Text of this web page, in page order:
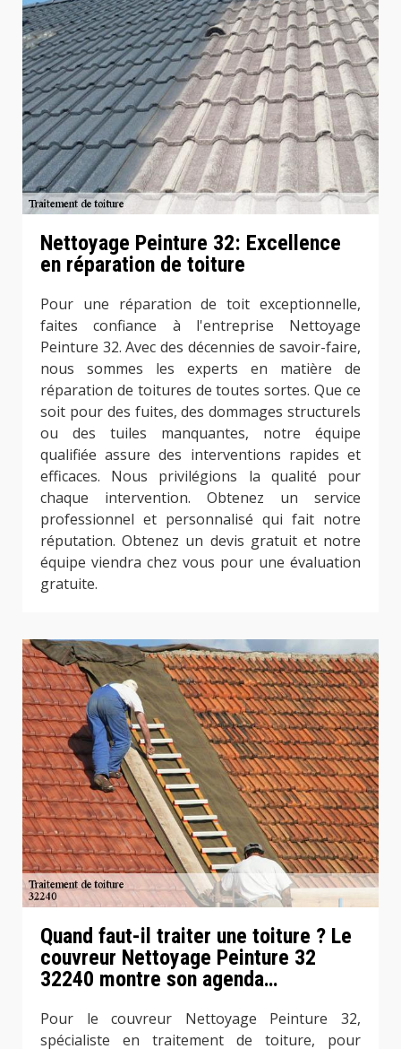
Nettoyage Peinture 32: Excellence
en réparation de toiture
Pour une réparation de toit exceptionnelle,
faites confiance à l'entreprise Nettoyage
Peinture 32. Avec des décennies de savoir-faire,
nous sommes les experts en matière de
réparation de toitures de toutes sortes. Que ce
soit pour des fuites, des dommages structurels
ou des tuiles manquantes, notre équipe
qualifiée assure des interventions rapides et
efficaces. Nous privilégions la qualité pour
chaque intervention. Obtenez un service
professionnel et personnalisé qui fait notre
réputation. Obtenez un devis gratuit et notre
équipe viendra chez vous pour une évaluation
gratuite.
Quand faut-il traiter une toiture ? Le
couvreur Nettoyage Peinture 32
32240 montre son agenda…
Pour le couvreur Nettoyage Peinture 32,
spécialiste en traitement de toiture, pour